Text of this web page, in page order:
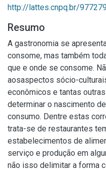
http://lattes.cnpq.br/
Resumo
A gastronomia se
consome, mas também
que e onde se consome.
aosaspectos sócio-
econômicos e tantas
determinar o nascimento
consumo. Dentre estas
trata-se de restaurantes
estabelecimentos de
serviço e produção em
não isso delimitar a forma